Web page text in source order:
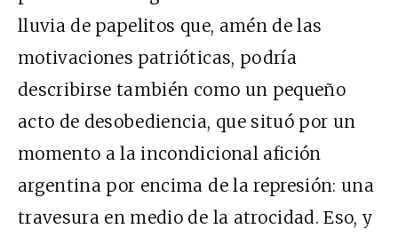
lluvia de papelitos que, amén de las
motivaciones patrióticas, podría
describirse también como un pequeño
acto de desobediencia, que situó por un
momento a la incondicional afición
argentina por encima de la represión: una
travesura en medio de la atrocidad. Eso, y